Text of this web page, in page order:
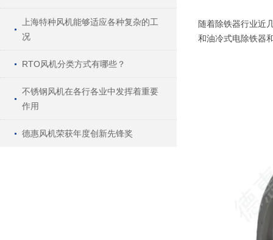
上海特种风机能够适应各种复杂的工
况
RTO风机分类方式有哪些？
不锈钢风机在各行各业中发挥着重要
作用
德惠风机荣获年度创新先锋奖
随着除铁器行业近
和油冷式电除铁器